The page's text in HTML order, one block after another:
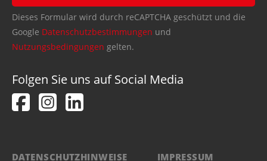
Dieses Formular wird durch reCAPTCHA geschützt und die
Google Datenschutzbestimmungen und
Nutzungsbedingungen gelten.
Folgen Sie uns auf Social Media
DATENSCHUTZHINWEISE IMPRESSUM